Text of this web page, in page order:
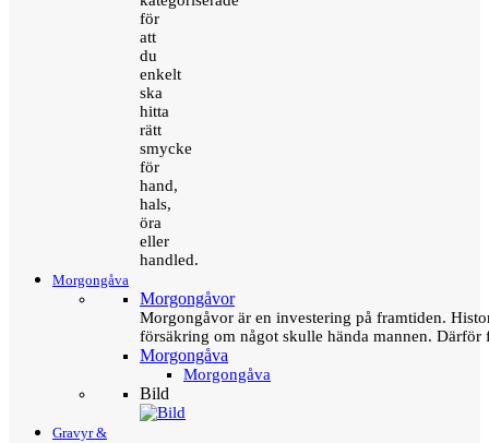
för
att
du
enkelt
ska
hitta
rätt
smycke
för
hand,
hals,
öra
eller
handled.
Morgongåva
Morgongåvor
Morgongåvor är en investering på framtiden.
försäkring om något skulle hända mannen.
Morgongåva
Morgongåva
Bild
Gravyr &